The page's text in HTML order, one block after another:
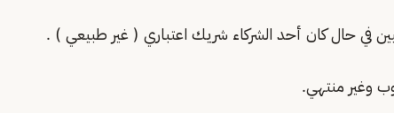
في حال كان أحد الشركاء شريك اعتباري ( غير طبيعي ) .
وغير منتهي.